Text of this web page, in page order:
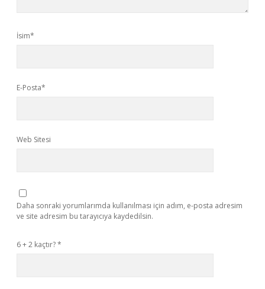
İsim*
E-Posta*
Web Sitesi
Daha sonraki yorumlarımda kullanılması için adım, e-posta adresim
ve site adresim bu tarayıcıya kaydedilsin.
6 + 2 kaçtır?*